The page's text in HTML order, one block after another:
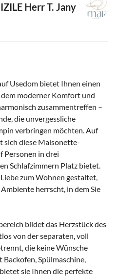
Herr T. Jany
Usedom bietet Ihnen einen
moderner Komfort und
zusammentreffen –
die unvergessliche
verbringen möchten. Auf
sich diese Maisonette-
Personen in drei
Schlafzimmern Platz bietet.
zum Wohnen gestaltet,
herrscht, in dem Sie
bildet das Herzstück des
von der separaten, voll
die keine Wünsche
Spülmaschine,
sie Ihnen die perfekte